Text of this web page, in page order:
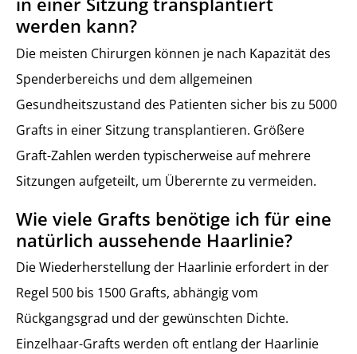
werden kann?
Die meisten Chirurgen können je nach Kapazität des
Spenderbereichs und dem allgemeinen
Gesundheitszustand des Patienten sicher bis zu 5000
Grafts in einer Sitzung transplantieren. Größere
Graft-Zahlen werden typischerweise auf mehrere
Sitzungen aufgeteilt, um Überernte zu vermeiden.
Wie viele Grafts benötige ich für eine
natürlich aussehende Haarlinie?
Die Wiederherstellung der Haarlinie erfordert in der
Regel 500 bis 1500 Grafts, abhängig vom
Rückgangsgrad und der gewünschten Dichte.
Einzelhaar-Grafts werden oft entlang der Haarlinie